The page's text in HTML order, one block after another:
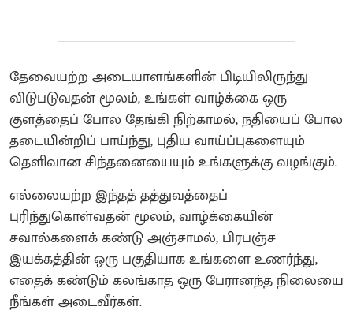
தேவையற்ற அடையாளங்களின் பிடியிலிருந்து
விடுபடுவதன் மூலம், உங்கள் வாழ்க்கை ஒரு
குளத்தைப் போல தேங்கி நிற்காமல், நதியைப் போல
தடையின்றிப் பாய்ந்து, புதிய வாய்ப்புகளையும்
தெளிவான சிந்தனையையும் உங்களுக்கு வழங்கும்.
எல்லையற்ற இந்தத் தத்துவத்தைப்
புரிந்துகொள்வதன் மூலம், வாழ்க்கையின்
சவால்களைக் கண்டு அஞ்சாமல், பிரபஞ்ச
இயக்கத்தின் ஒரு பகுதியாக உங்களை உணர்ந்து,
எதைக் கண்டும் கலங்காத ஒரு பேரானந்த நிலையை
நீங்கள் அடைவீர்கள்.